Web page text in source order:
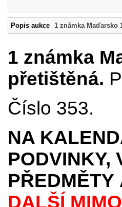
Popis aukce 1 známka Maďarsko
1 známka
přetištěná.
Číslo 353.
NA
PODVINKY,
PŘEDMĚTY
DALŠÍ